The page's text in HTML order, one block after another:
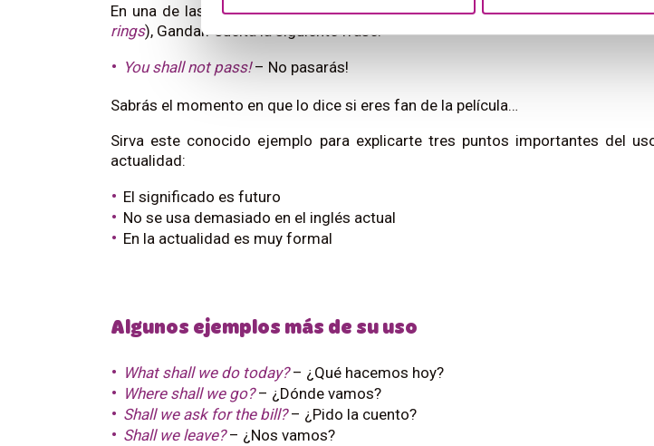
En una de las sagas de la versión cinematográfica de El señor de los anillos
rings), Gandalf suelta la siguiente frase:
You shall not pass!– No pasarás!
Sabrás el momento en que lo dice si eres fan de la película…
Sirva este conocido ejemplo para explicarte tres puntos importantes del
actualidad:
El significado es futuro
No se usa demasiado en el inglés actual
En la actualidad es muy formal
Algunos ejemplos más de su uso
What shall we do today?– ¿Qué hacemos hoy?
Where shall we go?– ¿Dónde vamos?
Shall we ask for the bill?– ¿Pido la cuento?
Shall we leave?– ¿Nos vamos?